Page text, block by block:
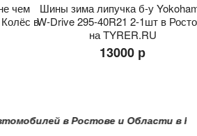
чем
в
Шины зима липучка б-у
W-Drive 295-40R21 2-1шт в
на TYRER.RU
13000 р
в Ростове и Области в